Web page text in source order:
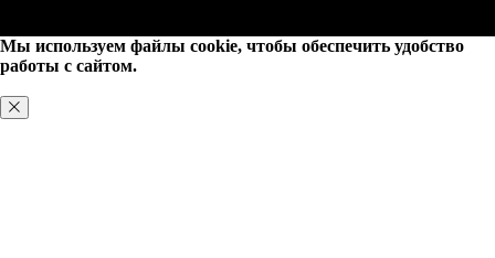
Мы используем файлы cookie, чтобы обеспечить удобство
работы с сайтом.